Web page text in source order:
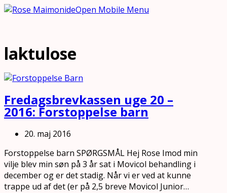
Open Mobile Menu
laktulose
Fredagsbrevkassen uge 20 –
2016: Forstoppelse barn
20. maj 2016
Forstoppelse barn SPØRGSMÅL Hej Rose Imod min
vilje blev min søn på 3 år sat i Movicol behandling i
december og er det stadig. Når vi er ved at kunne
trappe ud af det (er på 2,5 breve Movicol Junior…